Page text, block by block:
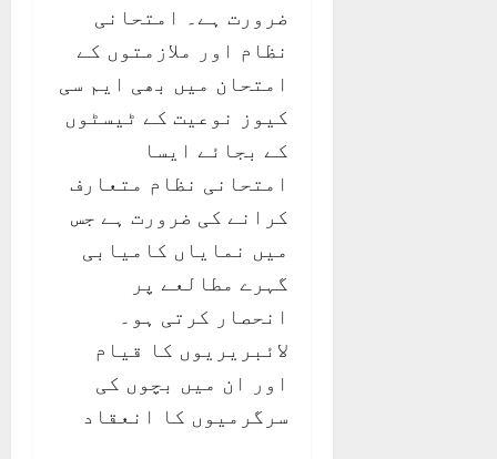
ضرورت ہے۔ امتحانی
نظام اور ملازمتوں کے
امتحان میں بھی ایم سی
کیوز نوعیت کے ٹیسٹوں
کے بجائے ایسا
امتحانی نظام متعارف
کرانے کی ضرورت ہے جس
میں نمایاں کامیابی
گہرے مطالعے پر
انحصار کرتی ہو۔
لائبریریوں کا قیام
اور ان میں بچوں کی
سرگرمیوں کا انعقاد